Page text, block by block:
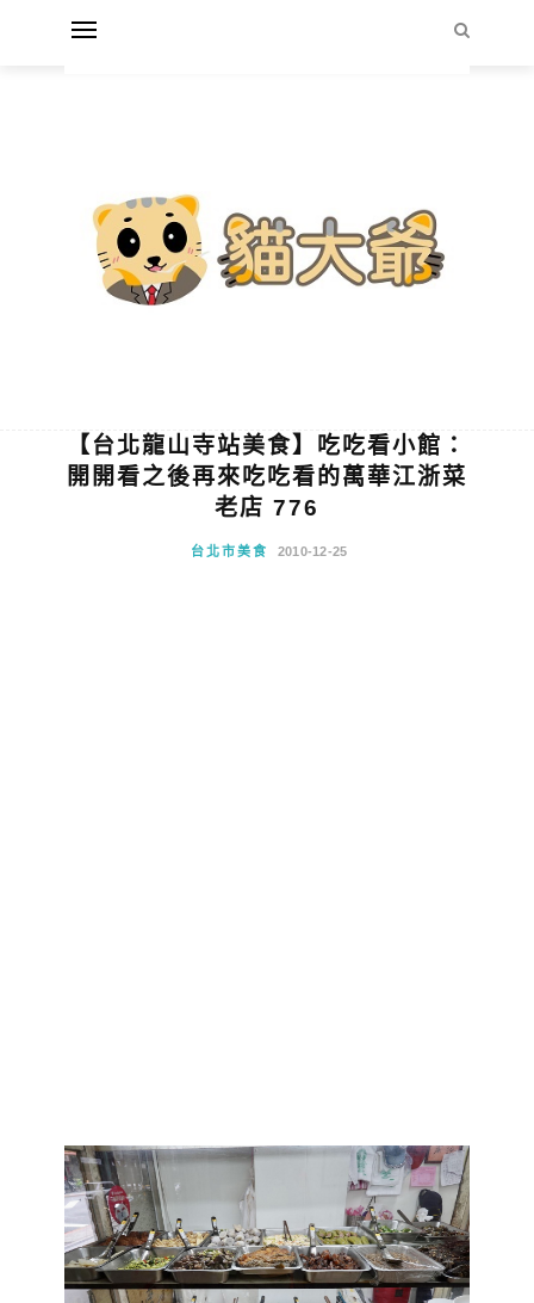
【台北龍山寺站美食】吃吃看小館：
開開看之後再來吃吃看的萬華江浙菜
老店 776
台北市美食 2010-12-25